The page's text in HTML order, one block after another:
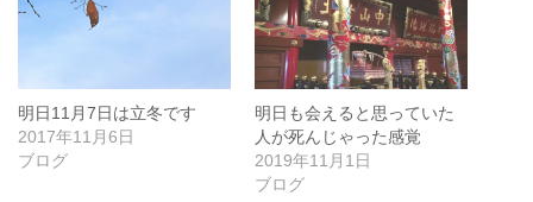
明日11月7日は立冬です
2017年11月6日
ブログ
明日も会えると思っていた
人が死んじゃった感覚
2019年11月1日
ブログ